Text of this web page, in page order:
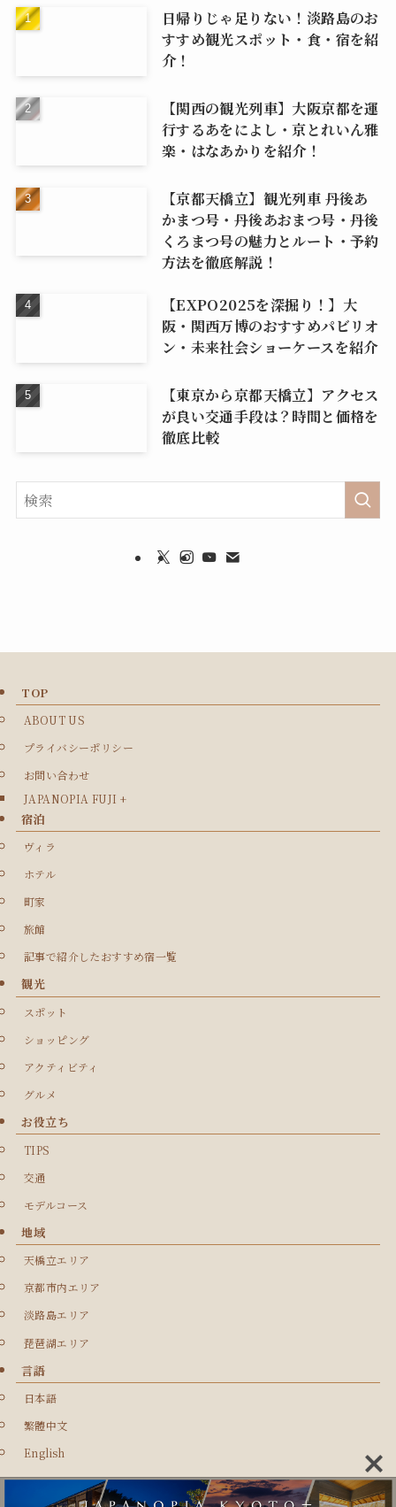
日帰りじゃ足りない！淡路島のお
すすめ観光スポット・食・宿を紹
介！
【関西の観光列車】大阪京都を運
行するあをによし・京とれいん雅
楽・はなあかりを紹介！
【京都天橋立】観光列車 丹後あ
かまつ号・丹後あおまつ号・丹後
くろまつ号の魅力とルート・予約
方法を徹底解説！
【EXPO2025を深掘り！】大
阪・関西万博のおすすめパビリオ
ン・未来社会ショーケースを紹介
【東京から京都天橋立】アクセス
が良い交通手段は？時間と価格を
徹底比較
TOP
ABOUT US
プライバシーポリシー
お問い合わせ
JAPANOPIA FUJI +
宿泊
ヴィラ
ホテル
町家
旅館
記事で紹介したおすすめ宿一覧
観光
スポット
ショッピング
アクティビティ
グルメ
お役立ち
TIPS
交通
モデルコース
地域
天橋立エリア
京都市内エリア
淡路島エリア
琵琶湖エリア
言語
日本語
繁體中文
English